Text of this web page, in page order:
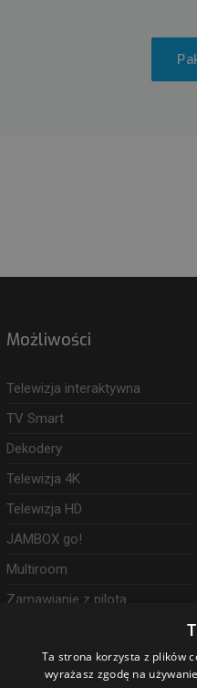
Możliwości
Telewizja interaktywna
TV Smart
Dekodery
Telewizja 4K
Telewizja HD
JAMBOX go!
Multiroom
Zamawianie z pilota
Ta strona korzysta z plików
wyrażasz zgodę na